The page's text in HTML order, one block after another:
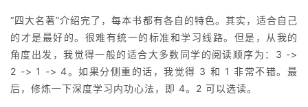
“四大名著”介绍完了，每本书都有各自的特色。其实，适合自己
的才是最好的。很难有统一的标准和学习线路。但是，从我的
角度出发，我觉得一般的适合大多数同学的阅读顺序为：3 ->
2 -> 1 -> 4。如果分侧重的话，我觉得 3 和 1 非常不错。最
后，修炼一下深度学习内功心法，即 4。2 可以选读。